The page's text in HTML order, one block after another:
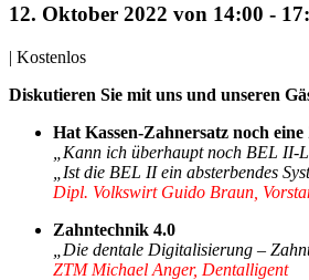
12. Oktober 2022 von 14:00 -
| Kostenlos
Diskutieren Sie mit uns und unseren
Hat Kassen-Zahnersatz noch
„Kann ich überhaupt noch BEL II-
„Ist die BEL II ein absterbendes
Dipl. Volkswirt Guido Braun,
Zahntechnik 4.0
„Die dentale Digitalisierung –
ZTM Michael Anger, Dentalligent